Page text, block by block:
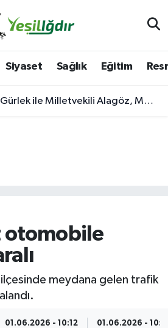
Siyaset Sağlık Eğitim
Alagöz, MHP İl Başkanlığını Ziyaret Etti
otomobile
ilçesinde meydana gelen trafik
01.06.2026 - 10:12 01.06.2026 -
Haritası
ve Fikstür